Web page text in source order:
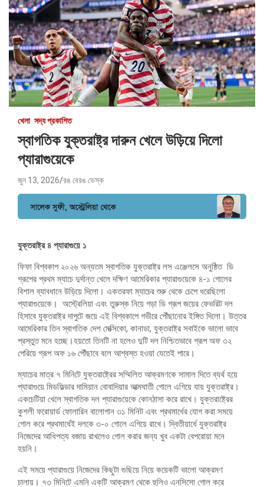
খেলা সদ্য প্রকাশিত
স্বাগতিক যুক্তরাষ্ট্র দারুন খেলে উড়িয়ে দিলো
প্যারাগুয়েকে
জুন 13, 2026 রঙ বেরঙ ডেস্ক
যুক্তরাষ্ট্র ৪ প্যারাগুয়ে ১
ফিফা বিশ্বকাপ ২০২৬ অন্যতম স্বাগতিক যুক্তরাষ্ট্র লস এঞ্জেলসে অনুষ্ঠিত ডি
গ্রূপের প্রথম ম্যাচে দুর্দান্ত খেলে দক্ষিণ আমেরিকার প্যারাগুয়েকে ৪-১ গোলের
বিশাল ব্যাবধানে উড়িয়ে দিলো। একতরফা ম্যাচের শুরু থেকে চেপে ধরেছিলো
প্যারাগুয়েকে। অস্ট্রেলিয়া এবং তুরুস্ক নিয়ে গড়া ডি গ্রূপ জয়ের ফেভরিট দল
হিসাবে যুক্তরাষ্ট্র দাপুটে জয়ে এই বিশ্বকাপে গভীরে পৌঁছানোর ইঙ্গিত দিলো। উত্তর
আমেরিকার তিন স্বাগতিক দেশ মেক্সিকো, কানাডা, যুক্তরাষ্ট্র সবাইকে ভালো ভাবে
প্রস্তুত মনে হচ্ছে।হয়তো তিনটি না হলেও দুটি দল নিশ্চিতভাবে গ্রূপ অফ ৩২
পেরিয়ে গ্রূপ অফ ১৬ পৌঁছাবে বলে আশ্বস্ত হওয়া যেতেই পারে।
ম্যাচের মাত্র ৭ মিনিটে যুক্তরাষ্ট্রের সম্মিলিত আক্রমণকে সামাল দিতে ব্যর্থ হয়ে
প্যারাগুয়ে মিডফিল্ডার দামিয়ান বোবাদিয়ার আত্মঘাতী গোলে এগিয়ে যায় যুক্তরাষ্ট্র।
একচেটিয়া খেলে স্বাগতিক দল প্যারাগুয়েকে কোনঠাসা করে রাখে। যুক্তরাষ্ট্রের
কুশলী ফরোয়ার্ড ফোলারিন বালোগান ৩১ মিনিট এবং প্রথমার্ধের যোগ করা সময়ে
গোল করে প্রথমার্ধেই দলকে ৩-০ গোলে এগিয়ে রাখে। দ্বিতীয়ার্ধে যুক্তরাষ্ট্র
নিজেদের আধিপত্য বজায় রাখলেও গোল করার জন্য খুব একটা বেপরোয়া মনে
হয়নি।
এই সময়ে প্যারাগুয়ে নিজেদের কিছুটা গুছিয়ে নিয়ে কয়েকটি ভালো আক্রমণ
চালায়। ৭৩ মিনিটে এমনি একটি আক্রমণ থেকে হুলিও এনসিসো গোল করে